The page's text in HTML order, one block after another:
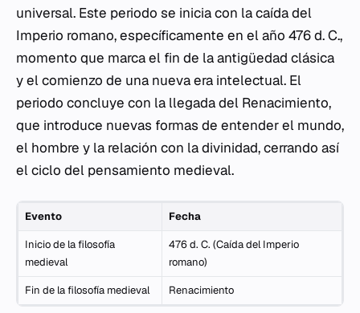
universal. Este periodo se inicia con la caída del
Imperio romano, específicamente en el año 476 d. C.,
momento que marca el fin de la antigüedad clásica
y el comienzo de una nueva era intelectual. El
periodo concluye con la llegada del Renacimiento,
que introduce nuevas formas de entender el mundo,
el hombre y la relación con la divinidad, cerrando así
el ciclo del pensamiento medieval.
Evento Fecha
Inicio de la filosofía
medieval
476 d. C. (Caída del Imperio
romano)
Fin de la filosofía medieval Renacimiento